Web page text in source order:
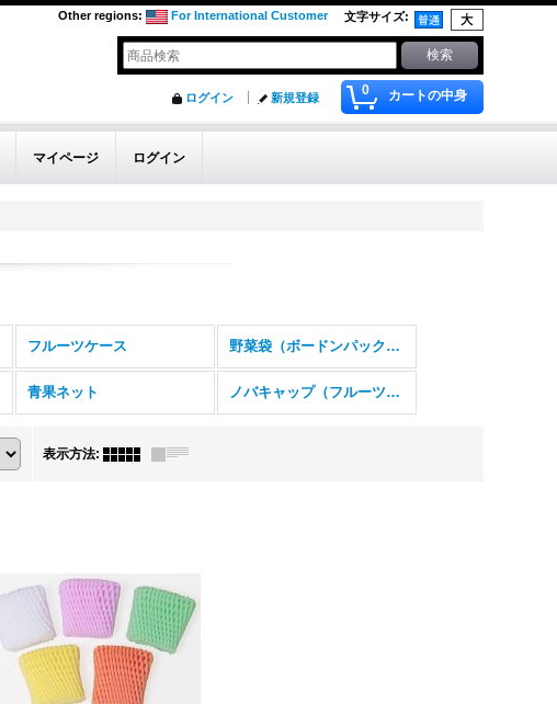
文字サイズ:
Other regions: For International Customer
0 カートの中身
ログイン 新規登録
マイページ ログイン
フルーツケース 野菜袋（ボードンパック規格品）
青果ネット ノバキャップ（フルーツキャップ）
表示方法: